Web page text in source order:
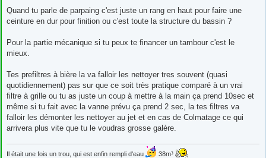
s
a
Quand tu parle de parpaing c'est juste un rang en haut pour faire une
ceinture en dur pour finition ou c'est toute la structure du bassin ?
Pour la partie mécanique si tu peux te financer un tambour c'est le
mieux.
Tes prefiltres à bière la va falloir les nettoyer tres souvent (quasi
quotidiennement) pas sur que ce soit très pratique comparé à un vrai
filtre à grille ou tu as juste un coup à mettre à la main ça prend 10sec et
même si tu fait avec la vanne prévu ça prend 2 sec, la tes filtres va
falloir les démonter les nettoyer au jet et en cas de Colmatage ce qui
arrivera plus vite que tu le voudras grosse galère.
Il était une fois un trou, qui est enfin rempli d'eau
38m³